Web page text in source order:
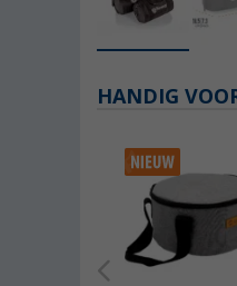
HANDIG